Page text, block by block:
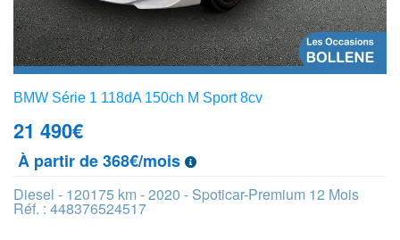
BMW Série 1 118dA 150ch M Sport 8cv
21 490€
À partir de 368€/mois
Diesel - 120175 km - 2020 - Spoticar-Premium 12 Mois
Réf. : 448376524517